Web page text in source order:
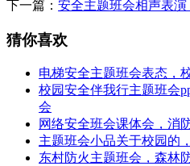
下一篇： 安全主题班会相声表
猜你喜欢
电梯安全主题班会表态，
校园安全伴我行主题班会
会
网络安全班会课体会，消
主题班会小品关于校园的
东村防火主题班会，森林